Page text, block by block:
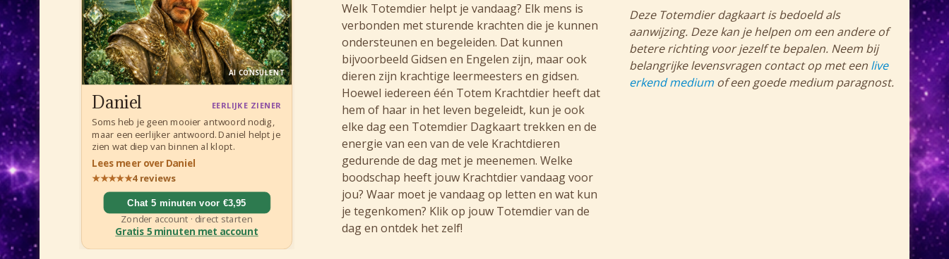
Welk Totemdier helpt je vandaag? Elk mens is
verbonden met sturende krachten die je kunnen
ondersteunen en begeleiden. Dat kunnen
bijvoorbeeld Gidsen en Engelen zijn, maar ook
dieren zijn krachtige leermeesters en gidsen.
Hoewel iedereen één Totem Krachtdier heeft dat
hem of haar in het leven begeleidt, kun je ook
elke dag een Totemdier Dagkaart trekken en de
energie van een van de vele Krachtdieren
gedurende de dag met je meenemen. Welke
boodschap heeft jouw Krachtdier vandaag voor
jou? Waar moet je vandaag op letten en wat kun
je tegenkomen? Klik op jouw Totemdier van de
dag en ontdek het zelf!
Deze Totemdier dagkaart is bedoeld als
aanwijzing. Deze kan je helpen om een andere of
betere richting voor jezelf te bepalen. Neem bij
belangrijke levensvragen contact op met een live
erkend medium of een goede medium paragnost.